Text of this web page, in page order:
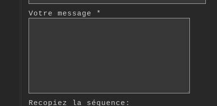
Votre message *
Recopiez la séquence: